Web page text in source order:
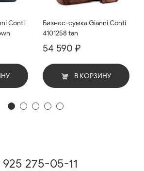
Conti
Бизнес-сумка Gianni Conti
4101258 tan
54 590 ₽
В КОРЗИНУ
925 275-05-11